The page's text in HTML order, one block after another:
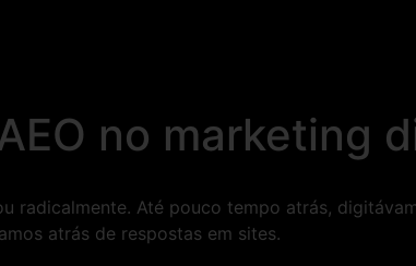
no marketing
radicalmente. Até pouco tempo atrás,
atrás de respostas em sites.